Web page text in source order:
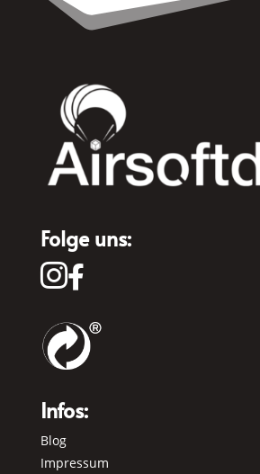
Folge uns:

Infos:
Blog
Impressum